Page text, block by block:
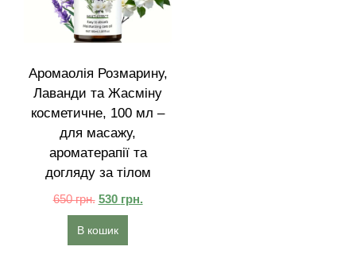
Аромаолія Розмарину,
Лаванди та Жасміну
косметичне, 100 мл –
для масажу,
ароматерапії та
догляду за тілом
650грн. 530 грн.
В кошик